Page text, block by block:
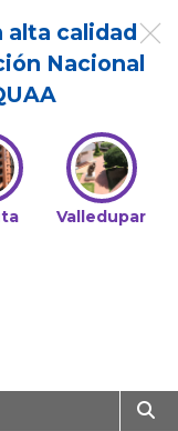
alta calidad
Nacional
Valledupar